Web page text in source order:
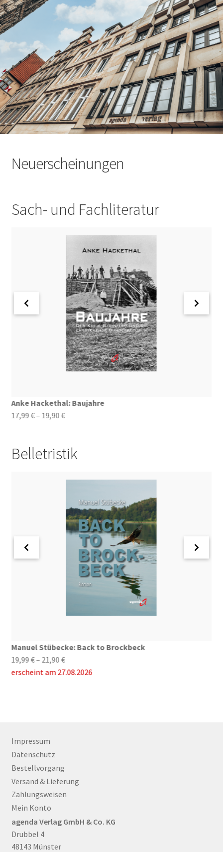
Neuerscheinungen
Sach- und Fachliteratur
Anke Hackethal: Baujahre
17,99 €– 19,90 €Preisspanne:
19,90 €
Belletristik
Manuel Stübecke: Back to Brockbeck
19,99 €– 21,90 €Preisspanne:
19,99 €
erscheint am 27.08.2026
Impressum
Datenschutz
Bestellvorgang
Versand & Lieferung
Zahlungsweisen
Mein Konto
agenda Verlag GmbH & Co. KG
Drubbel 4
48143 Münster